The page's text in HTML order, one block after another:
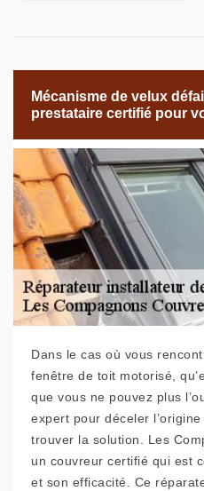
Mécanisme de velux
prestataire certifié pour
Dans le cas où vous
fenêtre de toit motorisé,
que vous ne pouvez plus
expert pour déceler
trouver la solution. Les
un couvreur certifié qui est
et son efficacité. Ce